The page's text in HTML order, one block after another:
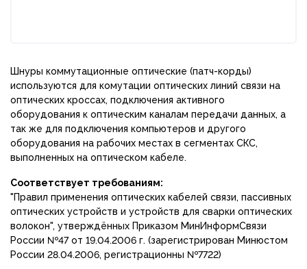
Шнуры коммутационные оптические (патч-корды)
используются для комутации оптических линий связи на
оптических кроссах, подключения активного
оборудования к оптическим каналам передачи данных, а
так же для подключения компьютеров и другого
оборудования на рабочих местах в сегментах СКС,
выполненных на оптическом кабеле.
Соответствует требованиям:
"Правил применения оптических кабелей связи, пассивных
оптических устройств и устройств для сварки оптических
волокон", утверждённых Приказом МинИнформСвязи
России №47 от 19.04.2006 г. (зарегистрирован Минюстом
России 28.04.2006, регистрационны №7722)